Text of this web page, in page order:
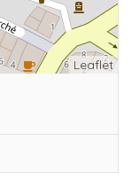
Leaflet